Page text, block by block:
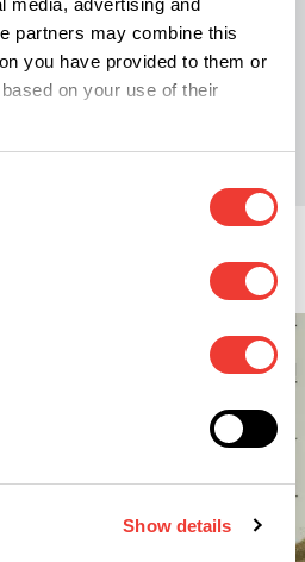
partners may combine this
you have provided to them or
on your use of their
Show details